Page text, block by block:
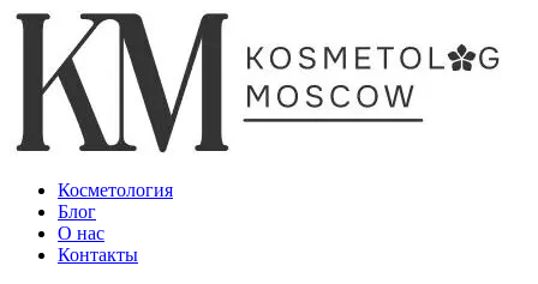
Косметология
Блог
О нас
Контакты